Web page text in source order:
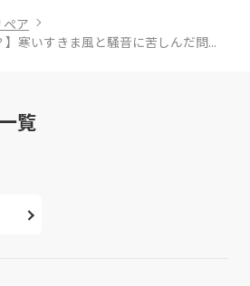
ペア
】寒いすきま風と騒音に苦しんだ問...
覧